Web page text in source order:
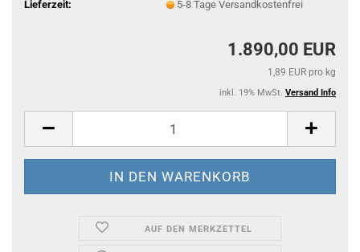
Lieferzeit:
5-8 Tage Versandkostenfrei
1.890,00 EUR
1,89 EUR pro kg
inkl. 19% MwSt. Versand Info
AUF DEN MERKZETTEL